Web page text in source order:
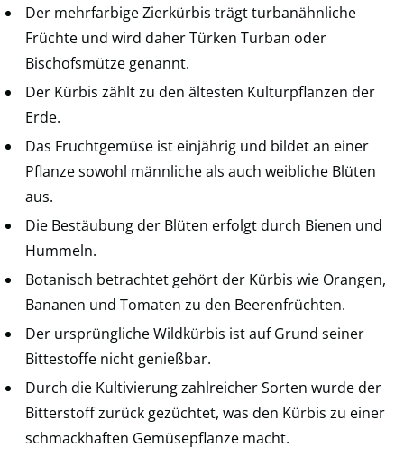
Der mehrfarbige Zierkürbis trägt turbanähnliche
Früchte und wird daher Türken Turban oder
Bischofsmütze genannt.
Der Kürbis zählt zu den ältesten Kulturpflanzen der
Erde.
Das Fruchtgemüse ist einjährig und bildet an einer
Pflanze sowohl männliche als auch weibliche Blüten
aus.
Die Bestäubung der Blüten erfolgt durch Bienen und
Hummeln.
Botanisch betrachtet gehört der Kürbis wie Orangen,
Bananen und Tomaten zu den Beerenfrüchten.
Der ursprüngliche Wildkürbis ist auf Grund seiner
Bittestoffe nicht genießbar.
Durch die Kultivierung zahlreicher Sorten wurde der
Bitterstoff zurück gezüchtet, was den Kürbis zu einer
schmackhaften Gemüsepflanze macht.